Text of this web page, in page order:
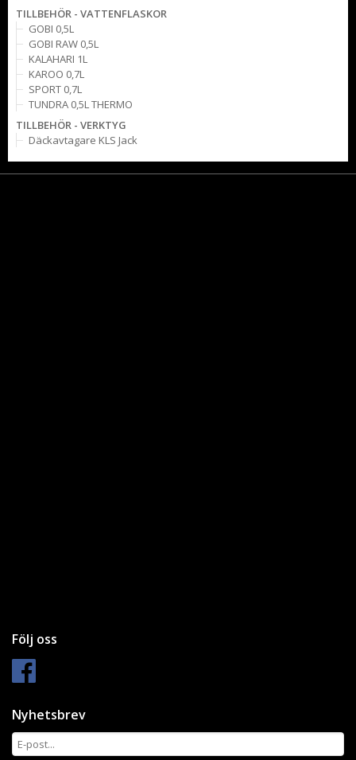
TILLBEHÖR - VATTENFLASKOR
GOBI 0,5L
GOBI RAW 0,5L
KALAHARI 1L
KAROO 0,7L
SPORT 0,7L
TUNDRA 0,5L THERMO
TILLBEHÖR - VERKTYG
Däckavtagare KLS Jack
Följ oss
Nyhetsbrev